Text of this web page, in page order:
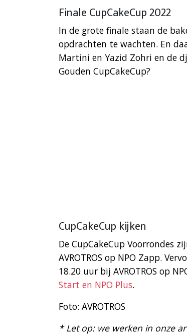
Finale CupCakeCup 2022
In de grote finale staan de
opdrachten te wachten. En
Martini en Yazid Zohri en de
Gouden CupCakeCup?
CupCakeCup kijken
De CupCakeCup Voorrondes
AVROTROS op NPO Zapp.
18.20 uur bij AVROTROS op
Start en NPO Plus.
Foto: AVROTROS
* Let op: we werken in onze